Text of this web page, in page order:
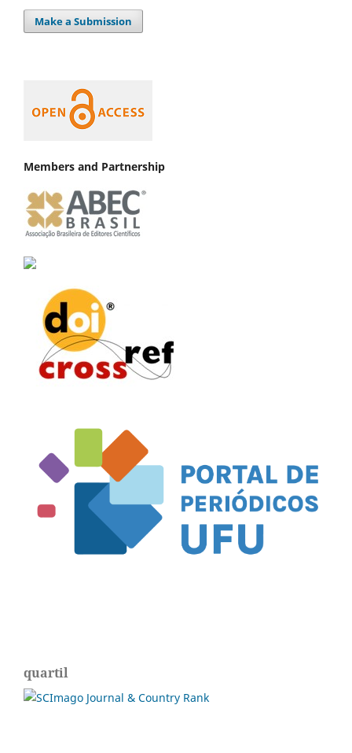
Make a Submission
Members and Partnership
quartil